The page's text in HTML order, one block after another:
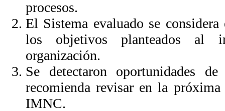
procesos.
El Sistema evaluado se
los objetivos planteados al
organización.
Se detectaron oportunidades
recomienda revisar en la
IMNC.